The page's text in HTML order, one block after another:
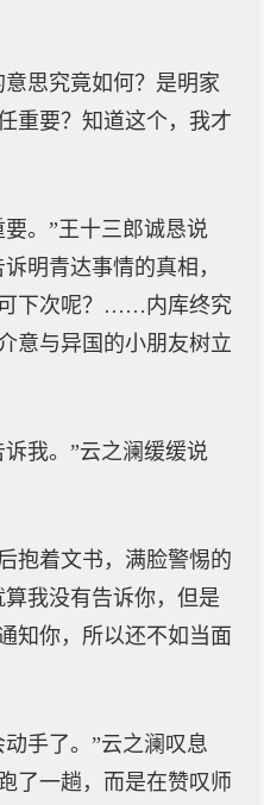
思究竟如何？是明家
重要？知道这个，我才
。”王十三郎诚恳说
明青达事情的真相，
下次呢？……内库终究
意与异国的小朋友树立
我。”云之澜缓缓说
抱着文书，满脸警惕的
我没有告诉你，但是
知你，所以还不如当面
手了。”云之澜叹息
了一趟，而是在赞叹师